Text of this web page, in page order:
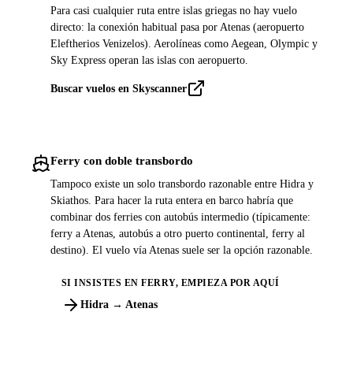
Para casi cualquier ruta entre islas griegas no hay vuelo
directo: la conexión habitual pasa por Atenas (aeropuerto
Eleftherios Venizelos). Aerolíneas como Aegean, Olympic y
Sky Express operan las islas con aeropuerto.
Buscar vuelos en Skyscanner
Ferry con doble transbordo
Tampoco existe un solo transbordo razonable entre Hidra y
Skiathos. Para hacer la ruta entera en barco habría que
combinar dos ferries con autobús intermedio (típicamente:
ferry a Atenas, autobús a otro puerto continental, ferry al
destino). El vuelo vía Atenas suele ser la opción razonable.
SI INSISTES EN FERRY, EMPIEZA POR AQUÍ
Hidra → Atenas